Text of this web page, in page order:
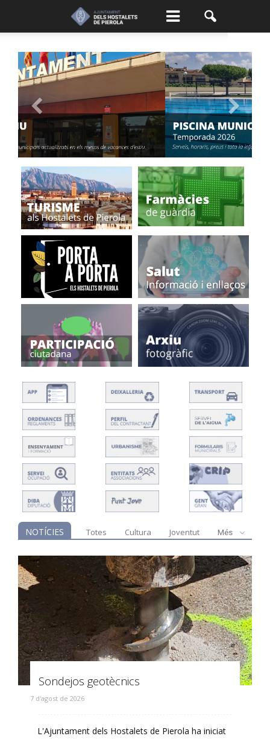
NOTÍCIES Totes Cultura Joventut Més
Sondejos geotècnics
7 d'agost de 2026
L'Ajuntament dels Hostalets de Pierola ha iniciat